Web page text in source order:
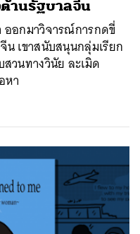
านรัฐบาลจีน
อกมาวิจารณ์การกดขี่
น เขาสนับสนุนกลุ่มเรียก
วนทางวินัย ละเมิด
หา
EMAIL